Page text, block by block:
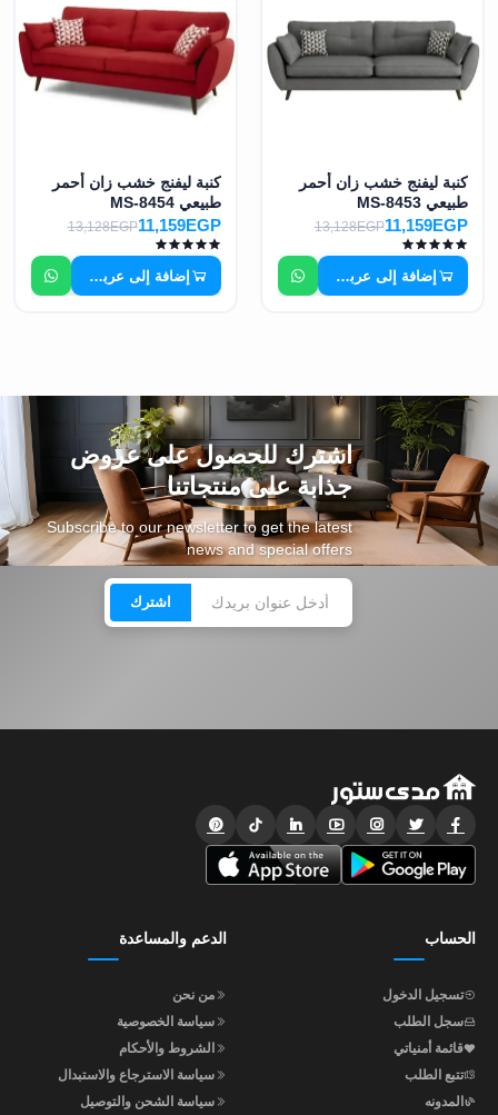
كنبة ليفنج خشب زان أحمر
طبيعي MS-8453
11,159EGP
13,128EGP
إضافة إلى عربة التسوق
كنبة ليفنج خشب زان أحمر
طبيعي MS-8454
11,159EGP
13,128EGP
إضافة إلى عربة التسوق
اشترك للحصول على عروض
جذابة على منتجاتنا
Subscribe to our newsletter to get the latest
news and special offers
اشترك
الحساب
تسجيل الدخول
سجل الطلب
قائمة أمنياتي
تتبع الطلب
المدونه
الدعم والمساعدة
من نحن
سياسة الخصوصية
الشروط والأحكام
سياسة الاسترجاع والاستبدال
سياسة الشحن والتوصيل